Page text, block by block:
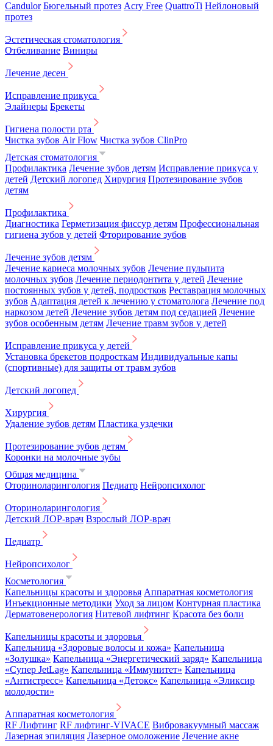
Candulor Бюгельный протез Acry Free QuattroTi Нейлоновый
протез
Эстетическая стоматология
Отбеливание Виниры
Лечение десен
Исправление прикуса
Элайнеры Брекеты
Гигиена полости рта
Чистка зубов Air Flow Чистка зубов ClinPro
Детская стоматология
Профилактика Лечение зубов детям Исправление прикуса у
детей Детский логопед Хирургия Протезирование зубов
детям
Профилактика
Диагностика Герметизация фиссур детям Профессиональная
гигиена зубов у детей Фторирование зубов
Лечение зубов детям
Лечение кариеса молочных зубов Лечение пульпита
молочных зубов Лечение периодонтита у детей Лечение
постоянных зубов у детей, подростков Реставрация молочных
зубов Адаптация детей к лечению у стоматолога Лечение под
наркозом детей Лечение зубов детям под седацией Лечение
зубов особенным детям Лечение травм зубов у детей
Исправление прикуса у детей
Установка брекетов подросткам Индивидуальные капы
(спортивные) для защиты от травм зубов
Детский логопед
Хирургия
Удаление зубов детям Пластика уздечки
Протезирование зубов детям
Коронки на молочные зубы
Общая медицина
Оториноларингология Педиатр Нейропсихолог
Оториноларингология
Детский ЛОР-врач Взрослый ЛОР-врач
Педиатр
Нейропсихолог
Косметология
Капельницы красоты и здоровья Аппаратная косметология
Инъекционные методики Уход за лицом Контурная пластика
Дерматовенерология Нитевой лифтинг Красота без боли
Капельницы красоты и здоровья
Капельница «Здоровые волосы и кожа» Капельница
«Золушка» Капельница «Энергетический заряд» Капельница
«Супер JetLag» Капельница «Иммунитет» Капельница
«Антистресс» Капельница «Детокс» Капельница «Эликсир
молодости»
Аппаратная косметология
RF Лифтинг RF лифтинг-VIVACE Вибровакуумный массаж
Лазерная эпиляция Лазерное омоложение Лечение акне